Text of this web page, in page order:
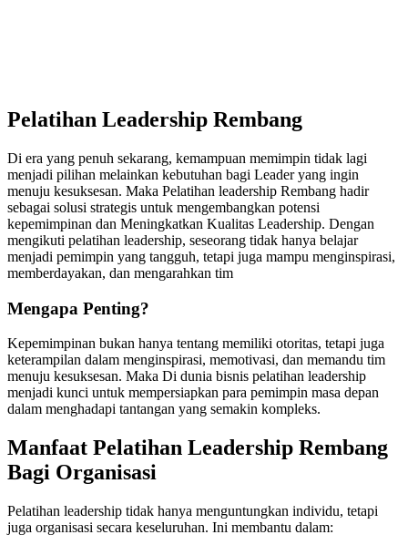
Pelatihan Leadership Rembang
Di era yang penuh sekarang, kemampuan memimpin tidak lagi
menjadi pilihan melainkan kebutuhan bagi Leader yang ingin
menuju kesuksesan. Maka Pelatihan leadership Rembang hadir
sebagai solusi strategis untuk mengembangkan potensi
kepemimpinan dan Meningkatkan Kualitas Leadership. Dengan
mengikuti pelatihan leadership, seseorang tidak hanya belajar
menjadi pemimpin yang tangguh, tetapi juga mampu menginspirasi,
memberdayakan, dan mengarahkan tim
Mengapa Penting?
Kepemimpinan bukan hanya tentang memiliki otoritas, tetapi juga
keterampilan dalam menginspirasi, memotivasi, dan memandu tim
menuju kesuksesan. Maka Di dunia bisnis pelatihan leadership
menjadi kunci untuk mempersiapkan para pemimpin masa depan
dalam menghadapi tantangan yang semakin kompleks.
Manfaat Pelatihan Leadership Rembang
Bagi Organisasi
Pelatihan leadership tidak hanya menguntungkan individu, tetapi
juga organisasi secara keseluruhan. Ini membantu dalam: